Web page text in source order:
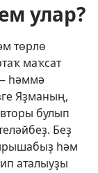
улар?
төрлө
маҡсат
һәммә
Яҙманың,
булып
Беҙ
һәм
аталыуҙы